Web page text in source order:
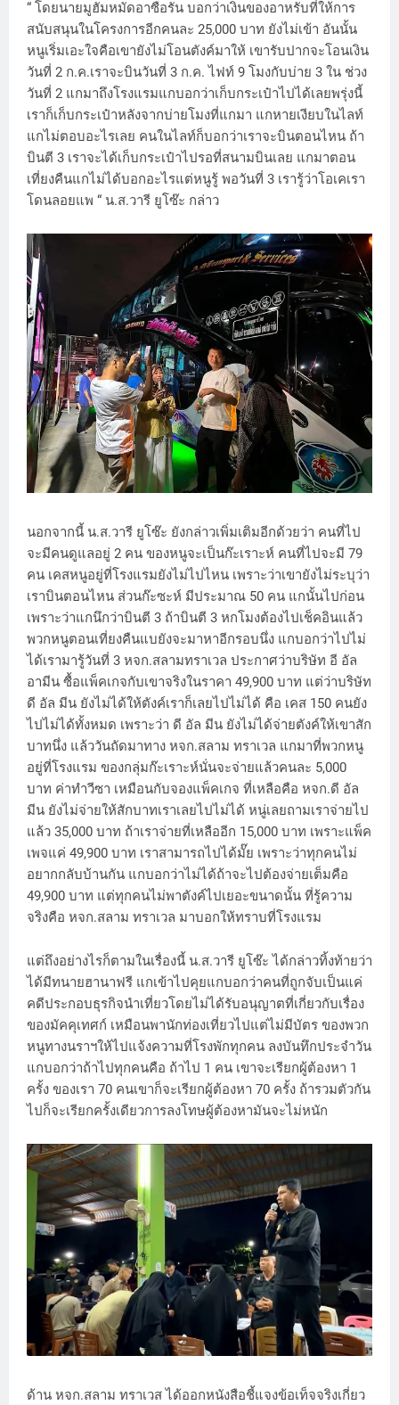
“ โดยนายมูฮัมหมัดอาซือรัน บอกว่าเงินของอาหรับที่ให้การ
สนับสนุนในโครงการอีกคนละ 25,000 บาท ยังไม่เข้า อันนั้น
หนูเริ่มเอะใจคือเขายังไม่โอนตังค์มาให้ เขารับปากจะโอนเงิน
วันที่ 2 ก.ค.เราจะบินวันที่ 3 ก.ค. ไฟท์ 9 โมงกับบ่าย 3 ใน ช่วง
วันที่ 2 แกมาถึงโรงแรมแกบอกว่าเก็บกระเป๋าไปได้เลยพรุ่งนี้
เราก็เก็บกระเป๋าหลังจากบ่ายโมงที่แกมา แกหายเงียบในไลท์
แกไม่ตอบอะไรเลย คนในไลท์ก็บอกว่าเราจะบินตอนไหน ถ้า
บินตี 3 เราจะได้เก็บกระเป๋าไปรอที่สนามบินเลย แกมาตอน
เที่ยงคืนแกไม่ได้บอกอะไรแต่หนูรู้ พอวันที่ 3 เรารู้ว่าโอเคเรา
โดนลอยแพ “ น.ส.วารี ยูโซ๊ะ กล่าว
นอกจากนี้ น.ส.วารี ยูโซ๊ะ ยังกล่าวเพิ่มเติมอีกด้วยว่า คนที่ไป
จะมีคนดูแลอยู่ 2 คน ของหนูจะเป็นก๊ะเราะห์ คนที่ไปจะมี 79
คน เคสหนูอยู่ที่โรงแรมยังไม่ไปไหน เพราะว่าเขายังไม่ระบุว่า
เราบินตอนไหน ส่วนก๊ะซะห์ มีประมาณ 50 คน แกนั้นไปก่อน
เพราะว่าแกนึกว่าบินตี 3 ถ้าบินตี 3 หกโมงต้องไปเช็คอินแล้ว
พวกหนูตอนเที่ยงคืนแบยังจะมาหาอีกรอบนึ่ง แกบอกว่าไปไม่
ได้เรามารู้วันที่ 3 หจก.สลามทราเวล ประกาศว่าบริษัท อี อัล
อามีน ซื้อแพ็คเกจกับเขาจริงในราคา 49,900 บาท แต่ว่าบริษัท
ดี อัล มีน ยังไม่ได้ให้ตังค์เราก็เลยไปไม่ได้ คือ เคส 150 คนยัง
ไปไม่ได้ทั้งหมด เพราะว่า ดี อัล มีน ยังไม่ได้จ่ายตังค์ให้เขาสัก
บาทนึ่ง แล้ววันถัดมาทาง หจก.สลาม ทราเวล แกมาที่พวกหนู
อยู่ที่โรงแรม ของกลุ่มก๊ะเราะห์นั่นจะจ่ายแล้วคนละ 5,000
บาท ค่าทำวีซา เหมือนกับจองแพ็คเกจ ที่เหลือคือ หจก.ดี อัล
มีน ยังไม่จ่ายให้สักบาทเราเลยไปไม่ได้ หนู่เลยถามเราจ่ายไป
แล้ว 35,000 บาท ถ้าเราจ่ายที่เหลืออีก 15,000 บาท เพราะแพ็ค
เพจแค่ 49,900 บาท เราสามารถไปได้มั๊ย เพราะว่าทุกคนไม่
อยากกลับบ้านกัน แกบอกว่าไม่ได้ถ้าจะไปต้องจ่ายเต็มคือ
49,900 บาท แต่ทุกคนไม่พาตังค์ไปเยอะขนาดนั้น ที่รู้ความ
จริงคือ หจก.สลาม ทราเวล มาบอกให้ทราบที่โรงแรม
แต่ถึงอย่างไรก็ตามในเรื่องนี้ น.ส.วารี ยูโซ๊ะ ได้กล่าวทิ้งท้ายว่า
ได้มีทนายฮานาฟรี แกเข้าไปคุยแกบอกว่าคนที่ถูกจับเป็นแค่
คดีประกอบธุรกิจนำเที่ยวโดยไม่ได้รับอนุญาตที่เกี่ยวกับเรื่อง
ของมัคคุเทศก์ เหมือนพานักท่องเที่ยวไปแต่ไม่มีบัตร ของพวก
หนูทางนราฯให้ไปแจ้งความที่โรงพักทุกคน ลงบันทึกประจำวัน
แกบอกว่าถ้าไปทุกคนคือ ถ้าไป 1 คน เขาจะเรียกผู้ต้องหา 1
ครั้ง ของเรา 70 คนเขาก็จะเรียกผู้ต้องหา 70 ครั้ง ถ้ารวมตัวกัน
ไปก็จะเรียกครั้งเดียวการลงโทษผู้ต้องหามันจะไม่หนัก
ด้าน หจก.สลาม ทราเวส ได้ออกหนังสือชี้แจงข้อเท็จจริงเกี่ยว